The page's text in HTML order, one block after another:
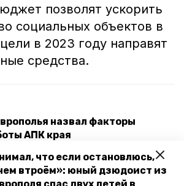
что если остановлюсь,
втроём»: юный дзюдоист из
позволят ускорить
социальных объектов в
в 2023 году направят
средства.
назвал факторы
АПК края
полвека: каких изменений
хутора Тамбукан на